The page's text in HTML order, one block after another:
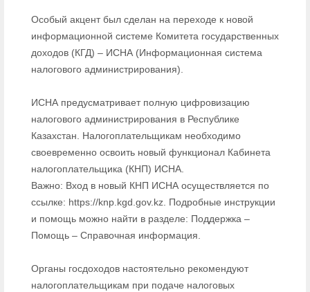
Особый акцент был сделан на переходе к новой
информационной системе Комитета государственных
доходов (КГД) – ИСНА (Информационная система
налогового администрирования).
ИСНА предусматривает полную цифровизацию
налогового администрирования в Республике
Казахстан. Налогоплательщикам необходимо
своевременно освоить новый функционал Кабинета
налогоплательщика (КНП) ИСНА.
Важно: Вход в новый КНП ИСНА осуществляется по
ссылке: https://knp.kgd.gov.kz. Подробные инструкции
и помощь можно найти в разделе: Поддержка –
Помощь – Справочная информация.
Органы госдоходов настоятельно рекомендуют
налогоплательщикам при подаче налоговых